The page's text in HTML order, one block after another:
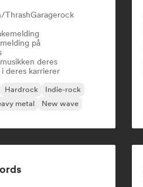
ThrashGaragerock
på
deres
deres karrierer
Hardrock
Indie-rock
metal
New wave